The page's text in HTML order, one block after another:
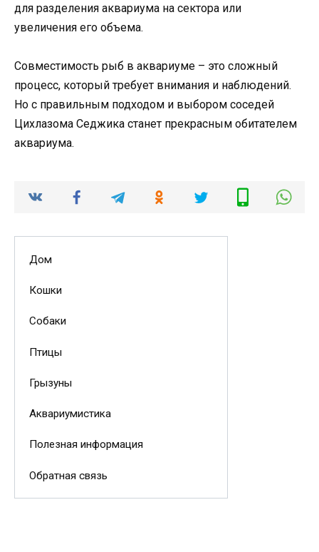
для разделения аквариума на сектора или
увеличения его объема.
Совместимость рыб в аквариуме – это сложный
процесс, который требует внимания и наблюдений.
Но с правильным подходом и выбором соседей
Цихлазома Седжика станет прекрасным обитателем
аквариума.
Дом
Кошки
Собаки
Птицы
Грызуны
Аквариумистика
Полезная информация
Обратная связь